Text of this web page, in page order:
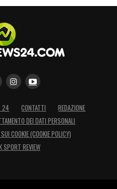
24 CONTATTI
REDAZIONE
DEI DATI PERSONALI
COOKIE (COOKIE POLICY)
SPORT REVIEW